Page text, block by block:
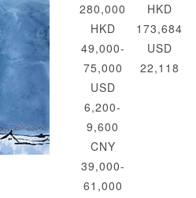
280,000
HKD
49,000-
75,000
USD
6,200-
9,600
CNY
39,000-
61,000
HKD
173,684
USD
22,118